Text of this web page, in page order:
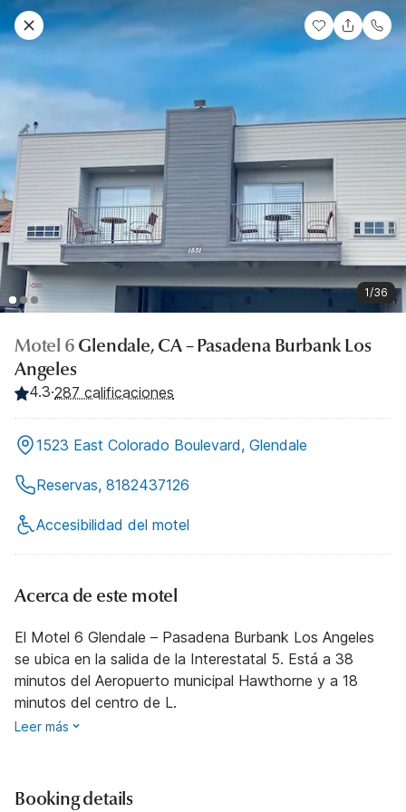
1/36
Motel 6 Glendale, CA – Pasadena Burbank Los
Angeles
4.3·287 calificaciones
1523 East Colorado Boulevard, Glendale
Reservas, 8182437126
Accesibilidad del motel
Acerca de este motel
El Motel 6 Glendale – Pasadena Burbank Los Angeles
se ubica en la salida de la Interestatal 5. Está a 38
minutos del Aeropuerto municipal Hawthorne y a 18
minutos del centro de L.
Leer más
Booking details